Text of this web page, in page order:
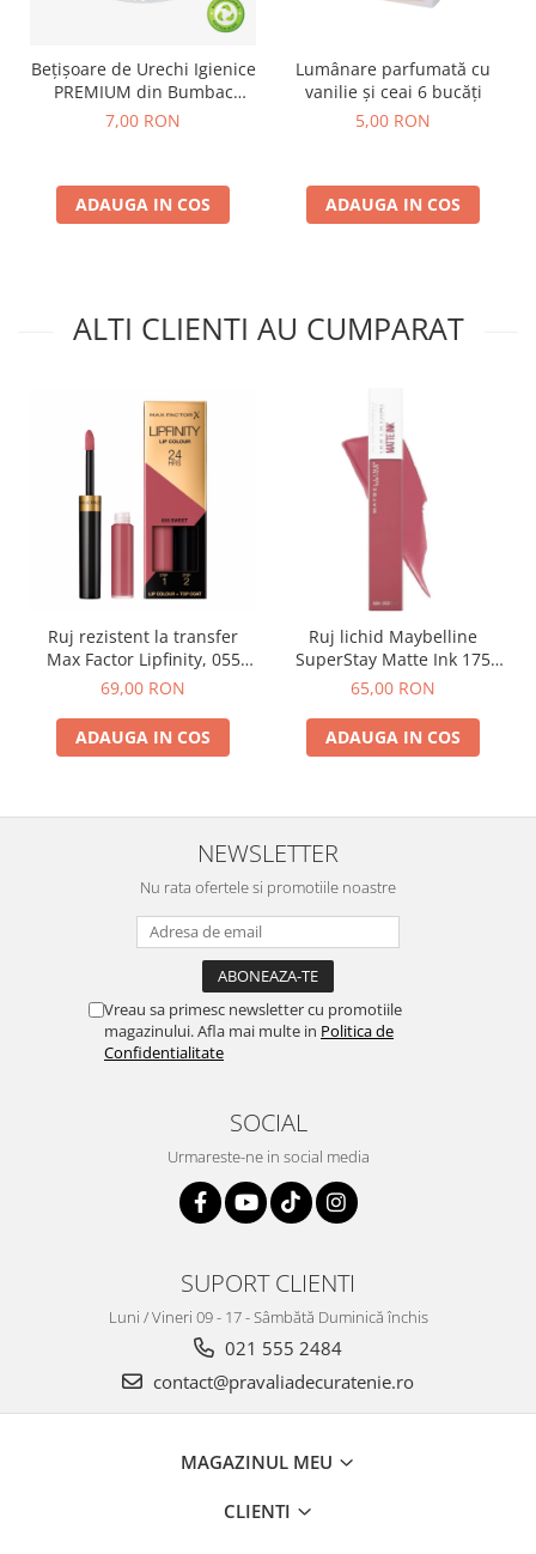
Bețișoare de Urechi Igienice
PREMIUM din Bumbac
200buc
7,00 RON
ADAUGA IN COS
Lumânare parfumată cu
vanilie și ceai 6 bucăți
5,00 RON
ADAUGA IN COS
ALTI CLIENTI AU CUMPARAT
Ruj rezistent la transfer
Max Factor Lipfinity, 055
Sweet
69,00 RON
ADAUGA IN COS
Ruj lichid Maybelline
SuperStay Matte Ink 175
Ringleader
65,00 RON
ADAUGA IN COS
NEWSLETTER
Nu rata ofertele si promotiile noastre
Vreau sa primesc newsletter cu promotiile
magazinului. Afla mai multe in Politica de
Confidentialitate
SOCIAL
Urmareste-ne in social media
SUPORT CLIENTI
Luni / Vineri 09 - 17 - Sâmbătă Duminică închis
021 555 2484
contact@pravaliadecuratenie.ro
MAGAZINUL MEU
CLIENTI